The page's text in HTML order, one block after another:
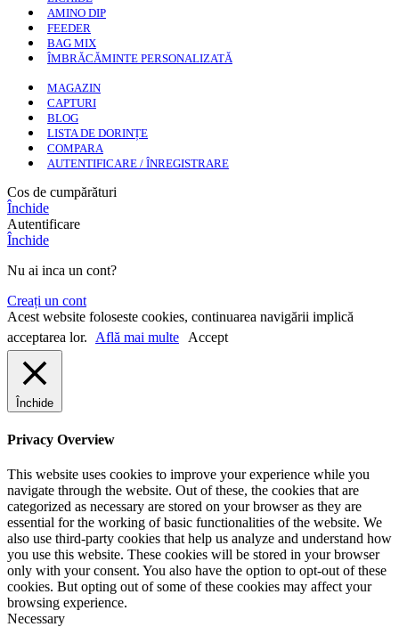
AMINO DIP
FEEDER
BAG MIX
ÎMBRĂCĂMINTE PERSONALIZATĂ
MAGAZIN
CAPTURI
BLOG
LISTA DE DORINȚE
COMPARA
AUTENTIFICARE / ÎNREGISTRARE
Cos de cumpărături
Închide
Autentificare
Închide
Nu ai inca un cont?
Creați un cont
Acest website foloseste cookies, continuarea navigării implică
acceptarea lor.
Află mai multe Accept
Închide
Privacy Overview
This website uses cookies to improve your experience while you
navigate through the website. Out of these, the cookies that are
categorized as necessary are stored on your browser as they are
essential for the working of basic functionalities of the website. We
also use third-party cookies that help us analyze and understand how
you use this website. These cookies will be stored in your browser
only with your consent. You also have the option to opt-out of these
cookies. But opting out of some of these cookies may affect your
browsing experience.
Necessary